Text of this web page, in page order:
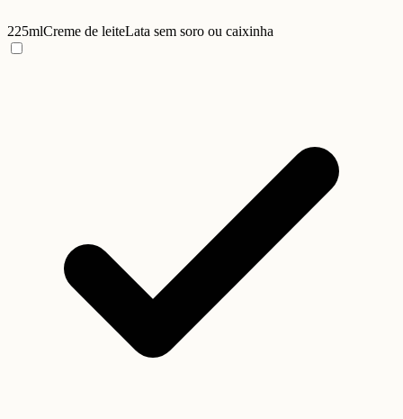
225mlCreme de leiteLata sem soro ou caixinha